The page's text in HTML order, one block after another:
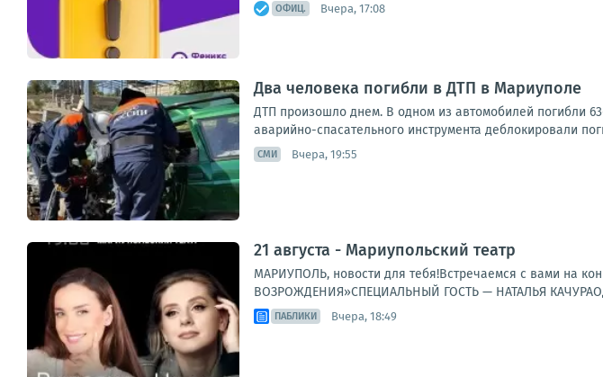
ОФИЦ. Вчера, 17:08
Два человека погибли в ДТП в Мариуполе
ДТП произошло днем. В одном из автомобилей погибли
аварийно-спасательного инструмента деблокировали
СМИ Вчера, 19:55
21 августа - Мариупольский театр
МАРИУПОЛЬ, новости для тебя!Встречаемся с вами на
ВОЗРОЖДЕНИЯ»СПЕЦИАЛЬНЫЙ ГОСТЬ — НАТАЛЬЯ
ПАБЛИКИ Вчера, 18:49